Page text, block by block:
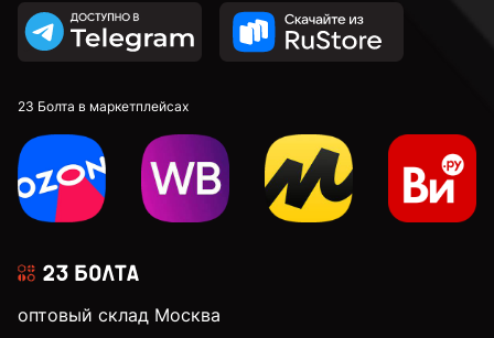
23 Болта в маркетплейсах
оптовый склад Москва